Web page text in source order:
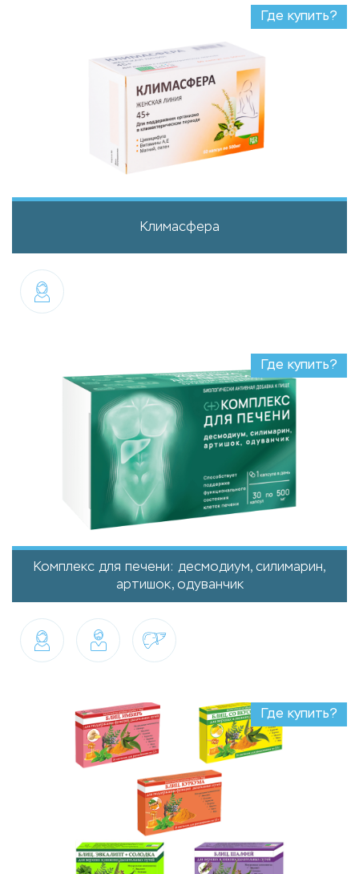
Климасфера
Где купить?
Комплекс для печени: десмодиум, силимарин,
артишок, одуванчик
Где купить?
Где купить?